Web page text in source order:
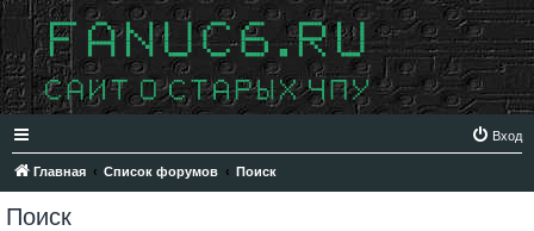
Вход
Главная Список форумов Поиск
Поиск